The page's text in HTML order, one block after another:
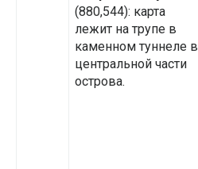
(880,544): карта
лежит на трупе в
каменном туннеле в
центральной части
острова.